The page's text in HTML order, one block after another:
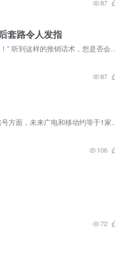
87
套路令人发指​
​“一次性付清房款，立刻当上收租公/收租婆，年化收益8%以上，相当于一份稳定
87
国内账号注册使用的手机卡 中国广电，第四大电信运营商
106
72